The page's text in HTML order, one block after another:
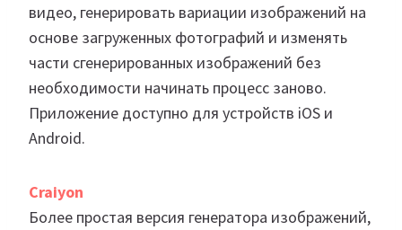
видео, генерировать вариации изображений на
основе загруженных фотографий и изменять
части сгенерированных изображений без
необходимости начинать процесс заново.
Приложение доступно для устройств iOS и
Android.
Craiyon
Более простая версия генератора изображений,